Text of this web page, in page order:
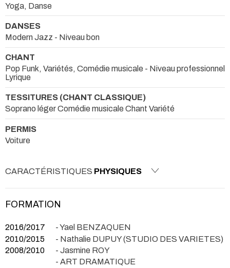
Yoga, Danse
DANSES
Modern Jazz - Niveau bon
CHANT
Pop Funk, Variétés, Comédie musicale - Niveau professionnel
Lyrique
TESSITURES (CHANT CLASSIQUE)
Soprano léger Comédie musicale Chant Variété
PERMIS
Voiture
CARACTÉRISTIQUES PHYSIQUES
FORMATION
2016/2017
- Yael BENZAQUEN
2010/2015
- Nathalie DUPUY (STUDIO DES VARIETES)
2008/2010
- Jasmine ROY
- ART DRAMATIQUE